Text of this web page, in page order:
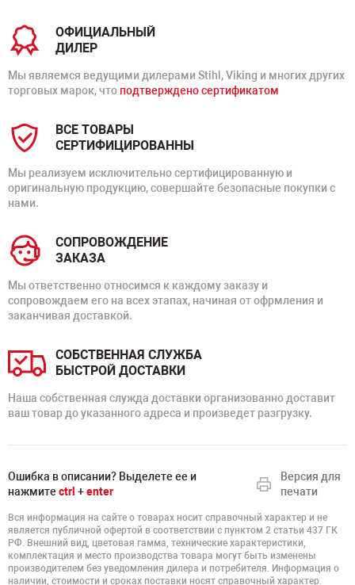
ОФИЦИАЛЬНЫЙ
ДИЛЕР
Мы являемся ведущими дилерами Stihl, Viking и многих других
торговых марок, что подтверждено сертификатом
ВСЕ ТОВАРЫ
СЕРТИФИЦИРОВАННЫ
Мы реализуем исключительно сертифицированную и
оригинальную продукцию, совершайте безопасные покупки с
нами.
СОПРОВОЖДЕНИЕ
ЗАКАЗА
Мы ответственно относимся к каждому заказу и
сопровождаем его на всех этапах, начиная от офрмления и
заканчивая доставкой.
СОБСТВЕННАЯ СЛУЖБА
БЫСТРОЙ ДОСТАВКИ
Наша собственная служда доставки организованно доставит
ваш товар до указанного адреса и произведет разгрузку.
Ошибка в описании? Выделете ее и
нажмите ctrl +enter
Версия для
печати
Вся информация на сайте о товарах носит справочный характер и не
является публичной офертой в соответствии с пунктом 2 статьи 437 ГК
РФ. Внешний вид, цветовая гамма, технические характеристики,
комплектация и место производства товара могут быть изменены
производителем без уведомления дилера и потребителя. Информация о
наличии, стоимости и сроках поставки носят справочный характер.